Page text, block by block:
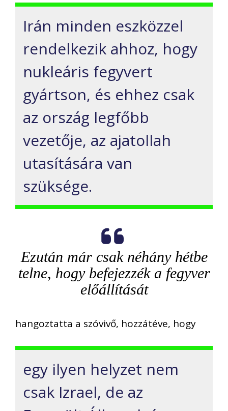
Irán minden eszközzel
rendelkezik ahhoz, hogy
nukleáris fegyvert
gyártson, és ehhez csak
az ország legfőbb
vezetője, az ajatollah
utasítására van
szüksége.
Ezután már csak néhány hétbe
telne, hogy befejezzék a fegyver
előállítását
hangoztatta a szóvivő, hozzátéve, hogy
egy ilyen helyzet nem
csak Izrael, de az